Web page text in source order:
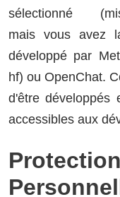
sélectionné
mais vous avez
développé par
hf) ou OpenChat.
d'être développés
accessibles aux